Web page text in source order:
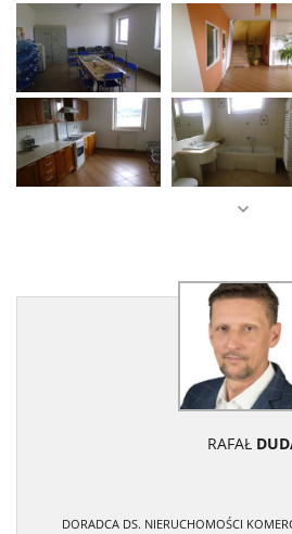
RAFAŁ
DORADCA DS. NIERUCHOMOŚCI